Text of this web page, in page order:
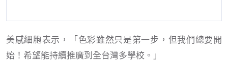
美感細胞表示，「色彩雖然只是第一步，但我們總要開
始！希望能持續推廣到全台灣多學校。」